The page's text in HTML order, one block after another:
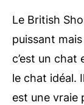
Le British
puissant
c’est un
le chat idéal.
est une vraie